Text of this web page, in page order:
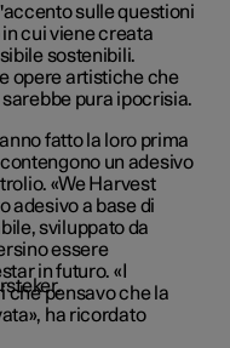
sulle questioni
cui viene creata
sostenibili.
opere artistiche che
pura ipocrisia.
fatto la loro prima
un adesivo
«We Harvest
adesivo a base di
sviluppato da
essere
in futuro. «I
che pensavo che la
ha ricordato